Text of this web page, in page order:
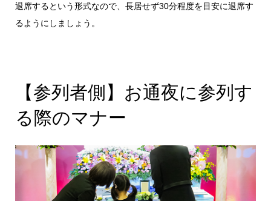
退席するという形式なので、長居せず30分程度を目安に退席す
るようにしましょう。
【参列者側】お通夜に参列す
る際のマナー